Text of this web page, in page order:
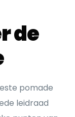
de
pomade
leidraad